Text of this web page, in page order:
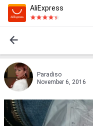
AliExpress
Paradiso
November 6, 2016